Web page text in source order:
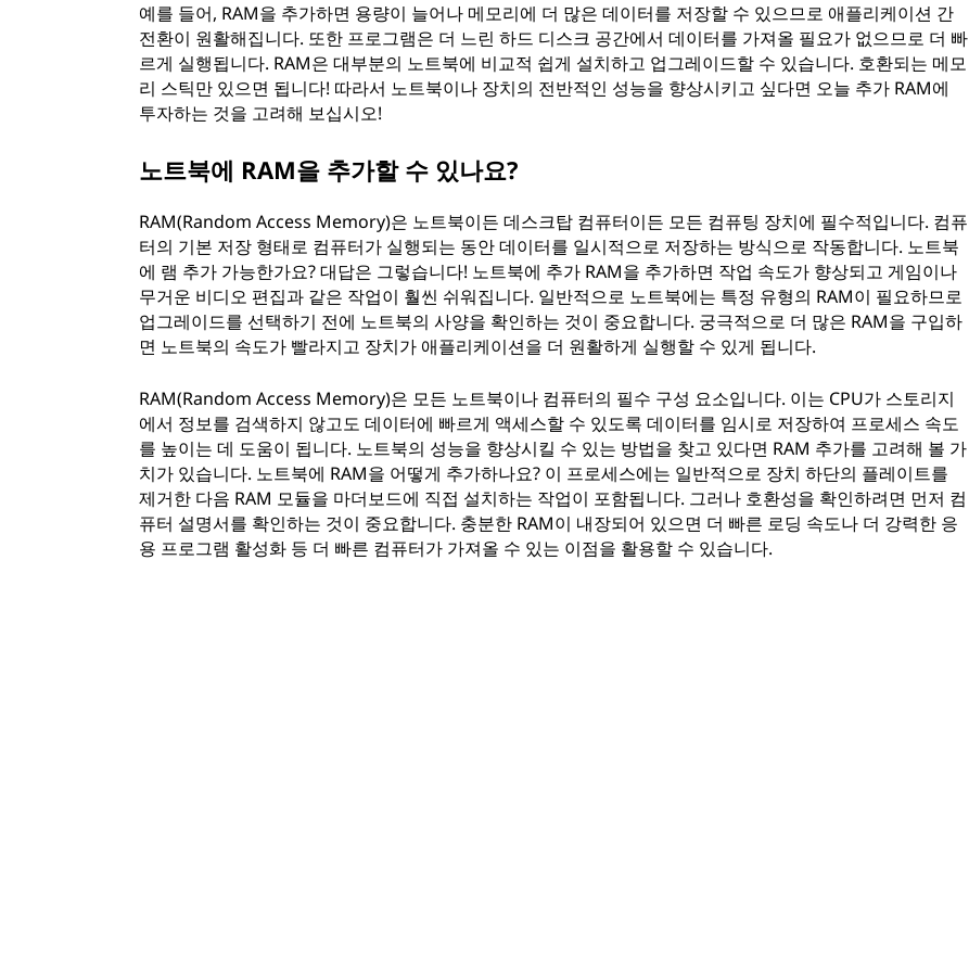
예를 들어, RAM을 추가하면 용량이 늘어나 메모리에 더 많은 데이터를 저장할 수 있으므로 애플리케이션 간
전환이 원활해집니다. 또한 프로그램은 더 느린 하드 디스크 공간에서 데이터를 가져올 필요가 없으므로 더 빠
르게 실행됩니다. RAM은 대부분의 노트북에 비교적 쉽게 설치하고 업그레이드할 수 있습니다. 호환되는 메모
리 스틱만 있으면 됩니다! 따라서 노트북이나 장치의 전반적인 성능을 향상시키고 싶다면 오늘 추가 RAM에
투자하는 것을 고려해 보십시오!
노트북에 RAM을 추가할 수 있나요?
RAM(Random Access Memory)은 노트북이든 데스크탑 컴퓨터이든 모든 컴퓨팅 장치에 필수적입니다. 컴퓨
터의 기본 저장 형태로 컴퓨터가 실행되는 동안 데이터를 일시적으로 저장하는 방식으로 작동합니다. 노트북
에 램 추가 가능한가요? 대답은 그렇습니다! 노트북에 추가 RAM을 추가하면 작업 속도가 향상되고 게임이나
무거운 비디오 편집과 같은 작업이 훨씬 쉬워집니다. 일반적으로 노트북에는 특정 유형의 RAM이 필요하므로
업그레이드를 선택하기 전에 노트북의 사양을 확인하는 것이 중요합니다. 궁극적으로 더 많은 RAM을 구입하
면 노트북의 속도가 빨라지고 장치가 애플리케이션을 더 원활하게 실행할 수 있게 됩니다.
RAM(Random Access Memory)은 모든 노트북이나 컴퓨터의 필수 구성 요소입니다. 이는 CPU가 스토리지
에서 정보를 검색하지 않고도 데이터에 빠르게 액세스할 수 있도록 데이터를 임시로 저장하여 프로세스 속도
를 높이는 데 도움이 됩니다. 노트북의 성능을 향상시킬 수 있는 방법을 찾고 있다면 RAM 추가를 고려해 볼 가
치가 있습니다. 노트북에 RAM을 어떻게 추가하나요? 이 프로세스에는 일반적으로 장치 하단의 플레이트를
제거한 다음 RAM 모듈을 마더보드에 직접 설치하는 작업이 포함됩니다. 그러나 호환성을 확인하려면 먼저 컴
퓨터 설명서를 확인하는 것이 중요합니다. 충분한 RAM이 내장되어 있으면 더 빠른 로딩 속도나 더 강력한 응
용 프로그램 활성화 등 더 빠른 컴퓨터가 가져올 수 있는 이점을 활용할 수 있습니다.